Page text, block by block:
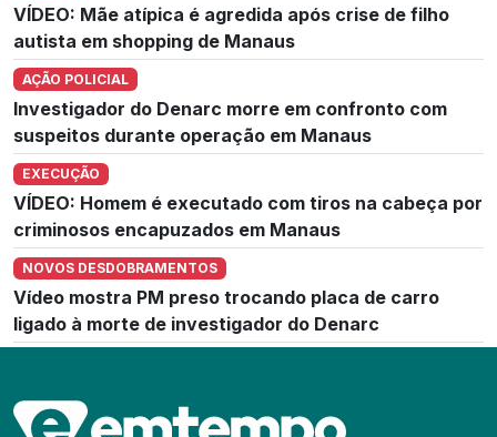
VÍDEO: Mãe atípica é agredida após crise de filho
autista em shopping de Manaus
AÇÃO POLICIAL
Investigador do Denarc morre em confronto com
suspeitos durante operação em Manaus
EXECUÇÃO
VÍDEO: Homem é executado com tiros na cabeça por
criminosos encapuzados em Manaus
NOVOS DESDOBRAMENTOS
Vídeo mostra PM preso trocando placa de carro
ligado à morte de investigador do Denarc